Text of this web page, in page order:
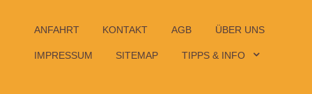
ANFAHRT KONTAKT AGB ÜBER UNS
IMPRESSUM SITEMAP TIPPS & INFO